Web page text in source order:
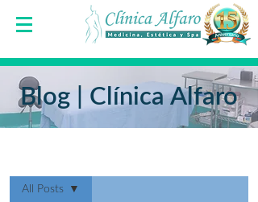
Blog | Clínica Alfaro
All Posts